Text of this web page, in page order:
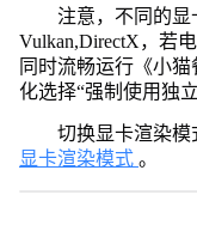
注意，不同的
Vulkan,DirectX，若
同时流畅运行《小
化选择“强制使用独立
切换显卡渲染模
显卡渲染模式 。